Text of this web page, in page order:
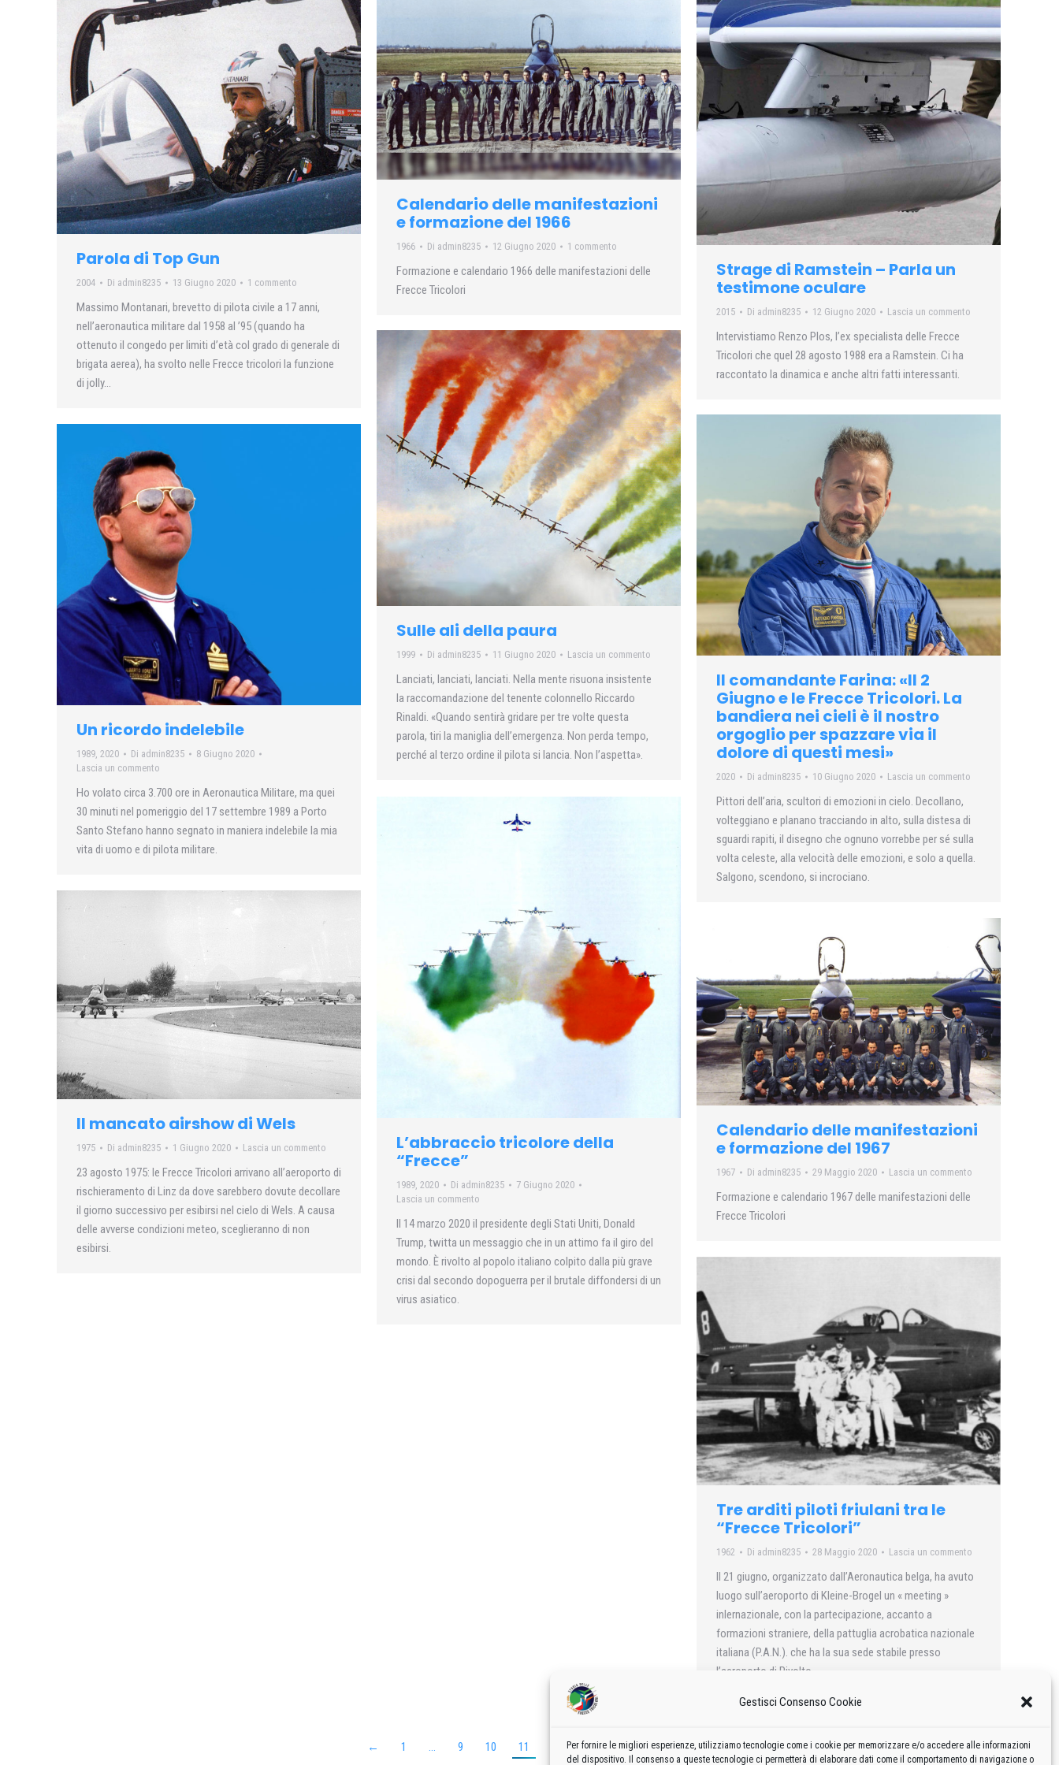
Gestisci Consenso Cookie
Per fornire le migliori esperienze, utilizziamo tecnologie come i cookie per memorizzare e/o accedere alle informazioni
del dispositivo. Il consenso a queste tecnologie ci permetterà di elaborare dati come il comportamento di navigazione o
Parola di Top Gun
2004 Di admin8235 13 Giugno 2020 1 commento
Massimo Montanari, brevetto di pilota civile a 17 anni,
nell’aeronautica militare dal 1958 al ’95 (quando ha
ottenuto il congedo per limiti d’età col grado di generale di
brigata aerea), ha svolto nelle Frecce tricolori la funzione
di jolly…
Calendario delle manifestazioni
e formazione del 1966
1966 Di admin8235 12 Giugno 2020 1 commento
Formazione e calendario 1966 delle manifestazioni delle
Frecce Tricolori
Strage di Ramstein – Parla un
testimone oculare
2015 Di admin8235 12 Giugno 2020 Lascia un commento
Intervistiamo Renzo Plos, l’ex specialista delle Frecce
Tricolori che quel 28 agosto 1988 era a Ramstein. Ci ha
raccontato la dinamica e anche altri fatti interessanti.
Sulle ali della paura
1999 Di admin8235 11 Giugno 2020 Lascia un commento
Lanciati, lanciati, lanciati. Nella mente risuona insistente
la raccomandazione del tenente colonnello Riccardo
Rinaldi. «Quando sentirà gridare per tre volte questa
parola, tiri la maniglia dell’emergenza. Non perda tempo,
perché al terzo ordine il pilota si lancia. Non l’aspetta».
Il comandante Farina: «Il 2
Giugno e le Frecce Tricolori. La
bandiera nei cieli è il nostro
orgoglio per spazzare via il
dolore di questi mesi»
2020 Di admin8235 10 Giugno 2020 Lascia un commento
Pittori dell’aria, scultori di emozioni in cielo. Decollano,
volteggiano e planano tracciando in alto, sulla distesa di
sguardi rapiti, il disegno che ognuno vorrebbe per sé sulla
volta celeste, alla velocità delle emozioni, e solo a quella.
Salgono, scendono, si incrociano.
Un ricordo indelebile
1989 2020 Di admin8235
8 Giugno 2020
Lascia un commento
Ho volato circa 3.700 ore in Aeronautica Militare, ma quei
30 minuti nel pomeriggio del 17 settembre 1989 a Porto
Santo Stefano hanno segnato in maniera indelebile la mia
vita di uomo e di pilota militare.
L’abbraccio tricolore della
“Frecce”
1989 2020 Di admin8235
7 Giugno 2020
Lascia un commento
Il 14 marzo 2020 il presidente degli Stati Uniti, Donald
Trump, twitta un messaggio che in un attimo fa il giro del
mondo. È rivolto al popolo italiano colpito dalla più grave
crisi dal secondo dopoguerra per il brutale diffondersi di un
virus asiatico.
Il mancato airshow di Wels
1975 Di admin8235 1 Giugno 2020 Lascia un commento
23 agosto 1975: le Frecce Tricolori arrivano all’aeroporto di
rischieramento di Linz da dove sarebbero dovute decollare
il giorno successivo per esibirsi nel cielo di Wels. A causa
delle avverse condizioni meteo, sceglieranno di non
esibirsi.
Calendario delle manifestazioni
e formazione del 1967
1967 Di admin8235 29 Maggio 2020 Lascia un commento
Formazione e calendario 1967 delle manifestazioni delle
Frecce Tricolori
Tre arditi piloti friulani tra le
“Frecce Tricolori”
1962 Di admin8235 28 Maggio 2020 Lascia un commento
Il 21 giugno, organizzato dall’Aeronautica belga, ha avuto
luogo sull’aeroporto di Kleine-Brogel un « meeting »
inlernazionale, con la partecipazione, accanto a
formazioni straniere, della pattuglia acrobatica nazionale
italiana (P.A.N.). che ha la sua sede stabile presso
l’aeroporto di Rivolto.
← 1 … 9 10 11 13 … 25 →